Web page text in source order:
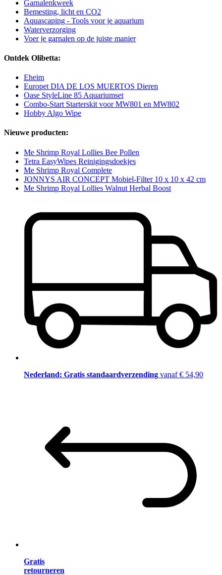
Garnalenkweek
Bemesting, licht en CO2
Aquascaping - Tools voor je aquarium
Waterverzorging
Voer je garnalen op de juiste manier
Ontdek Olibetta:
Eheim
Europet DIA DE LOS MUERTOS Dieren
Oase StyleLine 85 Aquariumset
Combo-Start Starterskit voor MW801 en MW802
Hobby Algo Wipe
Nieuwe producten:
Me Shrimp Royal Lollies Bee Pollen
Tetra EasyWipes Reinigingsdoekjes
Me Shrimp Royal Complete
JONNYS AIR CONCEPT Mobiel-Filter 10 x 10 x 42 cm
Me Shrimp Royal Lollies Walnut Herbal Boost
Nederland: Gratis standaardverzending vanaf € 54,90
Gratis
retourneren